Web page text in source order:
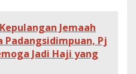
Jemaah
Padangsidimpuan, Pj
Jadi Haji yang